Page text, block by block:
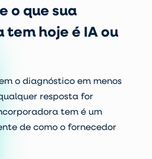
o que sua
hoje é IA ou
o diagnóstico em menos
resposta for
tem é um
de como o fornecedor